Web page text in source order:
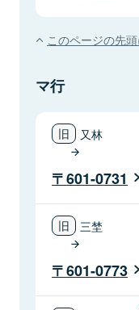
このページの先
マ行
又林
601-0731
三埜
601-0773